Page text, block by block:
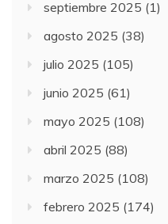
septiembre 2025 (1)
agosto 2025 (38)
julio 2025 (105)
junio 2025 (61)
mayo 2025 (108)
abril 2025 (88)
marzo 2025 (108)
febrero 2025 (174)